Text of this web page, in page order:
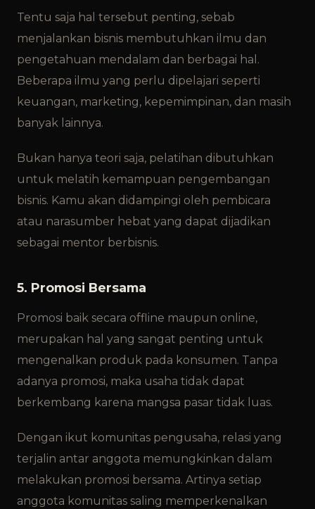
Tentu saja hal tersebut penting, sebab
menjalankan bisnis membutuhkan ilmu dan
pengetahuan mendalam dan berbagai hal.
Beberapa ilmu yang perlu dipelajari seperti
keuangan, marketing, kepemimpinan, dan masih
banyak lainnya.
Bukan hanya teori saja, pelatihan dibutuhkan
untuk melatih kemampuan pengembangan
bisnis. Kamu akan didampingi oleh pembicara
atau narasumber hebat yang dapat dijadikan
sebagai mentor berbisnis.
5. Promosi Bersama
Promosi baik secara offline maupun online,
merupakan hal yang sangat penting untuk
mengenalkan produk pada konsumen. Tanpa
adanya promosi, maka usaha tidak dapat
berkembang karena mangsa pasar tidak luas.
Dengan ikut komunitas pengusaha, relasi yang
terjalin antar anggota memungkinkan dalam
melakukan promosi bersama. Artinya setiap
anggota komunitas saling memperkenalkan